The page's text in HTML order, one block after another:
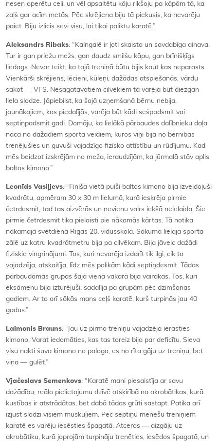
nesen operētu celi, un vēl apsaitētu kāju rikšoju pa kāpām tā, ka
zaļš gar acīm metās. Pēc skrējiena biju tā piekusis, ka nevarēju
paiet. Biju izlicis sevi visu, lai tikai paliktu karatē.”
Aleksandrs Ribaks: “Kalngalē ir ļoti skaista un savdabīga ainava.
Tur ir gan priežu mežs, gan daudz smilšu kāpu, gan brīnišķīgs
liedags. Nevar teikt, ka tajā treniņā būtu bijis kaut kas neparasts.
Vienkārši skrējiens, lēcieni, kūleņi, dažādas atspiešanās, vārdu
sakot — VFS. Nesagatavotiem cilvēkiem tā varēja būt diezgan
liela slodze. Jāpiebilst, ka šajā uzņemšanā bērnu nebija,
jaunākajiem, kas piedalījās, varēja būt kādi sešpadsmit vai
septiņpadsmit gadi. Domāju, ka lielākā pārbaudes dalībnieku daļa
nāca no dažādiem sporta veidiem, kuros viņi bija no bērnības
trenējušies un guvuši vajadzīgo fizisko attīstību un rūdījumu. Kad
mēs beidzot izskrējām no meža, ieraudzījām, ka jūrmalā stāv aplis
baltos kimono.”
Leonīds Vasiļjevs: “Finiša vietā puiši baltos kimono bija izveidojuši
kvadrātu, apmēram 30 x 30 m lielumā, kurā ieskrēja pirmie
četrdesmit, tad tas aizvērās un nevienu vairs iekšā neielaida. Šie
pirmie četrdesmit tika pielaisti pie nākamās kārtas. Tā notika
nākamajā svētdienā Rīgas 20. vidusskolā. Sākumā lielajā sporta
zālē uz katru kvadrātmetru bija pa cilvēkam. Bija jāveic dažādi
fiziskie vingrinājumi. Tos, kuri nevarēja izdarīt tik ilgi, cik to
vajadzēja, atskaitīja, līdz mēs palikām kādi septiņdesmit. Tādas
pārbaudāmās grupas šajā vienā vakarā bija vairākas. Tos, kuri
eksāmenu bija izturējuši, sadalīja pa grupām pēc dzimšanas
gadiem. Ar to arī sākās mans ceļš karatē, kurš turpinās jau 40
gadus.”
Laimonis Brauns: “Jau uz pirmo treniņu vajadzēja ierasties
kimono. Varat iedomāties, kas tas toreiz bija par deficītu. Sieva
visu nakti šuva kimono no palaga, es no rīta gāju uz treniņu, bet
viņa — gulēt.”
Vjačeslavs Semenkovs: “Karatē mani piesaistīja ar savu
dažādību, reālo pielietojumu dzīvē atšķirībā no akrobātikas, kurā
kustības ir atstrādātas, bet dabā tādas grūti sastapt. Patika arī
izjust slodzi visiem muskuļiem. Pēc septiņu mēnešu treniņiem
karatē es varēju iesēsties špagatā. Atceros — aizgāju uz
akrobātiku, kurā joprojām turpināju trenēties, iesēdos špagatā, un